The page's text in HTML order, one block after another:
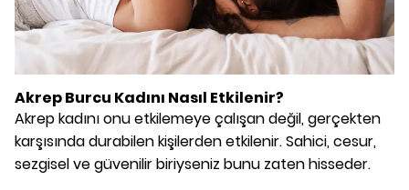
Akrep Burcu Kadını Nasıl Etkilenir?
Akrep kadını onu etkilemeye çalışan değil, gerçekten
karşısında durabilen kişilerden etkilenir. Sahici, cesur,
sezgisel ve güvenilir biriyseniz bunu zaten hisseder.